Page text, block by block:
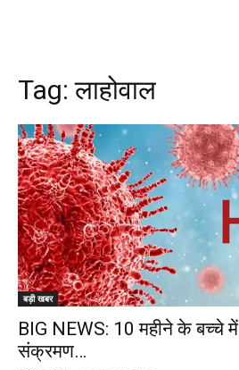
Tag:लाहोवाल
बड़ी खबर
BIG NEWS: 10 महीने के बच्चे
संक्रमण…